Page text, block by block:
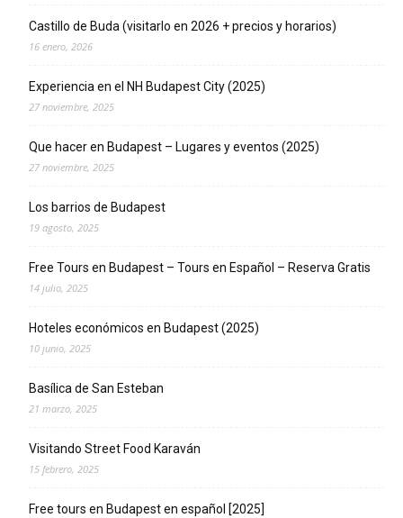
Castillo de Buda (visitarlo en 2026 + precios y horarios)
16 enero, 2026
Experiencia en el NH Budapest City (2025)
27 noviembre, 2025
Que hacer en Budapest – Lugares y eventos (2025)
27 noviembre, 2025
Los barrios de Budapest
19 agosto, 2025
Free Tours en Budapest – Tours en Español – Reserva Gratis
14 julio, 2025
Hoteles económicos en Budapest (2025)
10 junio, 2025
Basílica de San Esteban
21 marzo, 2025
Visitando Street Food Karaván
15 febrero, 2025
Free tours en Budapest en español [2025]